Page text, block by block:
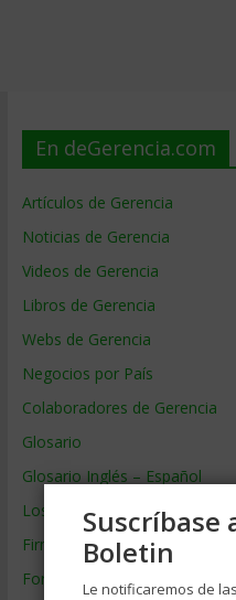
En deGerencia.com
Artículos de Gerencia
Noticias de Gerencia
Videos de Gerencia
Libros de Gerencia
Webs de Gerencia
Negocios por País
Colaboradores de Gerencia
Glosario
Glosario Inglés – Español
Los mejores MBA
Firmas de Gerencia
Formación de Gerencia
Suscríbase
Boletin
Le notificaremos de